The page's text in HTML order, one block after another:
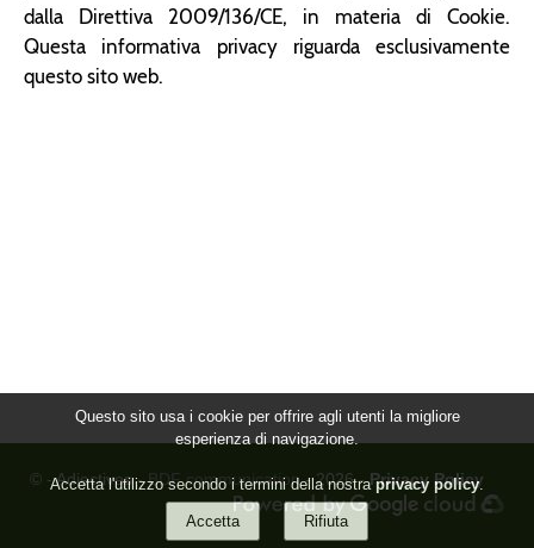
dalla Direttiva 2009/136/CE, in materia di Cookie.
Questa informativa privacy riguarda esclusivamente
questo sito web.
© - Adjectives -BDF communication- 2026 -Privacy Policy
Questo sito usa i cookie per offrire agli utenti la migliore
esperienza di navigazione.
Accetta l'utilizzo secondo i termini della nostraprivacy policy.